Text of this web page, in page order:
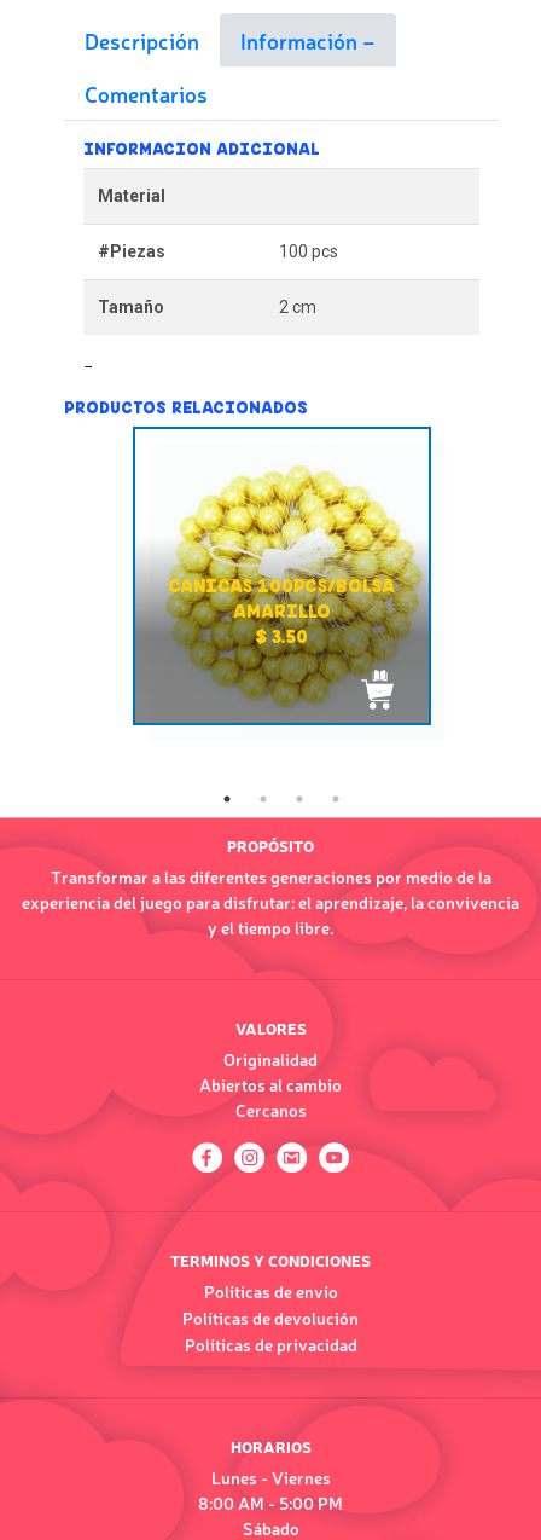
Descripción
Información
Comentarios
INFORMACION ADICIONAL
Material
#Piezas 100 pcs
Tamaño 2 cm
PRODUCTOS RELACIONADOS
CANICAS 100PCS/BOLSA
AMARILLO
$ 3.50
PROPÓSITO
Transformar a las diferentes generaciones por medio de la
experiencia del juego para disfrutar: el aprendizaje, la convivencia
y el tiempo libre.
VALORES
Originalidad
Abiertos al cambio
Cercanos
TERMINOS Y CONDICIONES
Políticas de envío
Políticas de devolución
Políticas de privacidad
HORARIOS
Lunes - Viernes
8:00 AM - 5:00 PM
Sábado